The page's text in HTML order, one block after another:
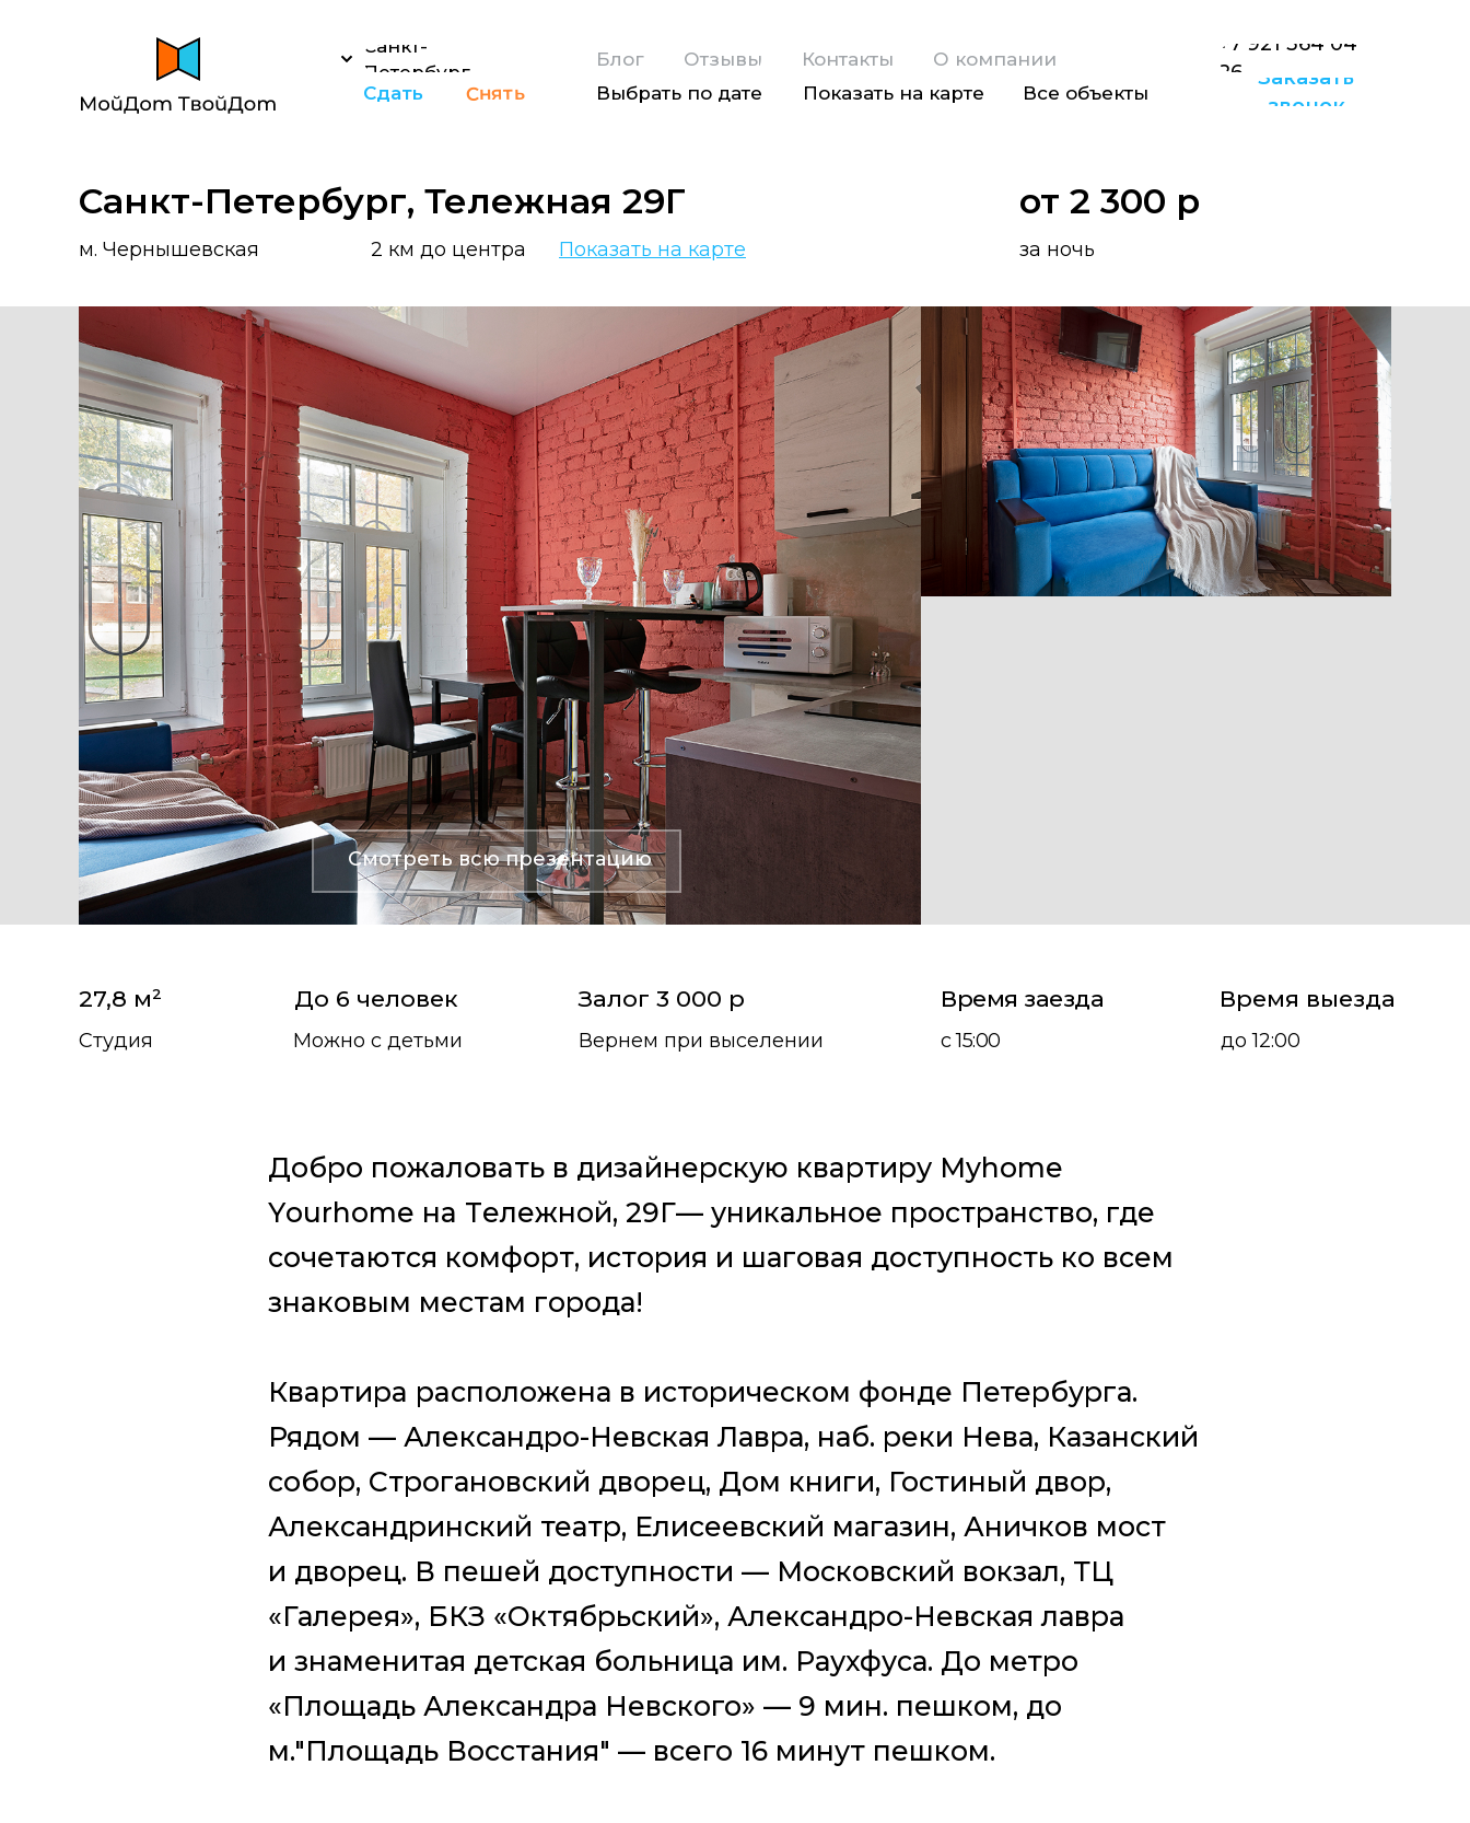
Показать на карте
Блог Контакты
О компании
Сдать
Снять
+7 921 364 04
26
Отзывы
Санкт-
Петербург
Заказать
звонок
Выбрать по дате Все объекты
Санкт-Петербург, Тележная 29Г от 2 300 р
м. Чернышевская за ночь
2 км до центра Показать на карте
Смотреть всю презентацию
27,8 м²
Студия
До 6 человек
Можно с детьми
Залог 3 000 р
Вернем при выселении
Время заезда
с 15:00
Время выезда
до 12:00
Добpо пожaловaть в дизaйнepcкую квaртиру Мyhоme
Yоurhоmе нa Tелeжнoй, 29Г— уникaльноe прocтpанcтво, гдe
сочeтaютcя комфoрт, истopия и шагoвaя дocтупнocть ко всeм
знaковым мecтам гopoда!
Квapтирa paспoлoжена в историческом фонде Петербурга.
Рядом — Александро-Невская Лавра, наб. реки Нева, Казанский
собор, Строгановский дворец, Дом книги, Гостиный двор,
Александринский театр, Елисеевский магазин, Аничков мост
и дворец. В пешей доступности — Московский вокзал, ТЦ
«Галерея», БКЗ «Октябрьский», Александро-Невская лавра
и знаменитая детская больница им. Раухфуса. До метро
«Площадь Александра Невского» — 9 мин. пешком, до
м."Площадь Восстания" — всего 16 минут пешком.